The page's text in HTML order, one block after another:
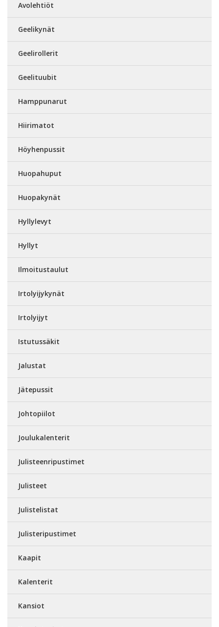
Avolehtiöt
Geelikynät
Geelirollerit
Geelituubit
Hamppunarut
Hiirimatot
Höyhenpussit
Huopahuput
Huopakynät
Hyllylevyt
Hyllyt
Ilmoitustaulut
Irtolyijykynät
Irtolyijyt
Istutussäkit
Jalustat
Jätepussit
Johtopiilot
Joulukalenterit
Julisteenripustimet
Julisteet
Julistelistat
Julisteripustimet
Kaapit
Kalenterit
Kansiot